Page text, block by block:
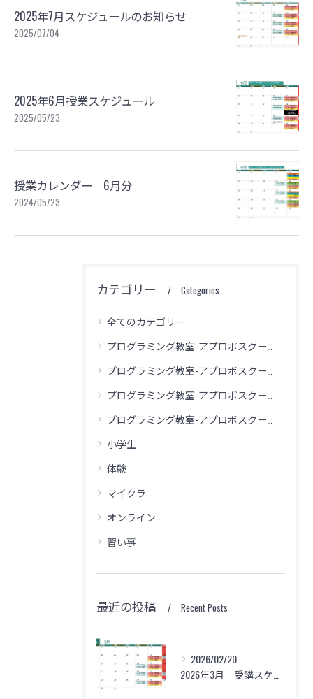
2025年7月スケジュールのお知らせ
2025/07/04
2025年6月授業スケジュール
2025/05/23
授業カレンダー 6月分
2024/05/23
カテゴリー Categories
全てのカテゴリー
プログラミング教室-アプロボスクール 加古川別府校
プログラミング教室-アプロボスクール 神戸舞多聞校
プログラミング教室-アプロボスクール 神戸玉津校
プログラミング教室-アプロボスクール 西神中央校
小学生
体験
マイクラ
オンライン
習い事
最近の投稿 Recent Posts
2026/02/20